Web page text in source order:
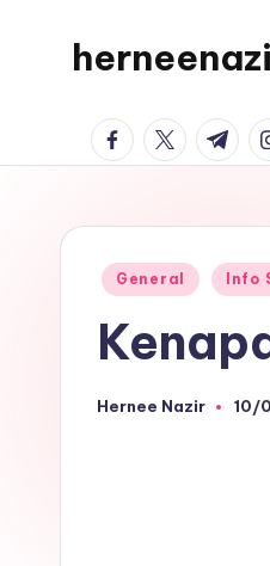
Lifestyle
Blogger
facebook.com
twitter.com
t.me
Posted
General Info
Posted
Hernee Nazir 10/